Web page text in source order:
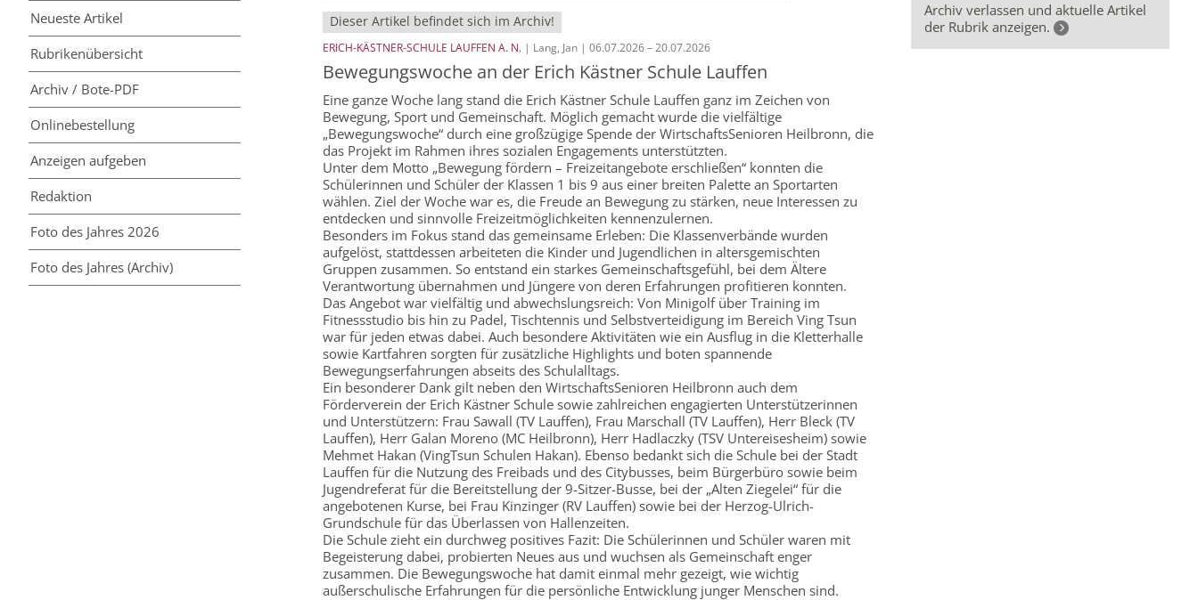
Neueste Artikel
Rubriken­übersicht
Archiv / Bote-PDF
Online­bestellung
Anzeigen aufgeben
Redaktion
Foto des Jahres 2026
Foto des Jahres (Archiv)
Dieser Artikel befindet sich im Archiv!
ERICH-KÄSTNER-SCHULE LAUFFEN A. N. | Lang, Jan | 06.07.2026 – 20.07.2026
Bewegungswoche an der Erich Kästner Schule Lauffen
Eine ganze Woche lang stand die Erich Kästner Schule Lauffen ganz im Zeichen von
Bewegung, Sport und Gemeinschaft. Möglich gemacht wurde die vielfältige
„Bewegungswoche“ durch eine großzügige Spende der WirtschaftsSenioren Heilbronn, die
das Projekt im Rahmen ihres sozialen Engagements unterstützten.
Unter dem Motto „Bewegung fördern – Freizeitangebote erschließen“ konnten die
Schülerinnen und Schüler der Klassen 1 bis 9 aus einer breiten Palette an Sportarten
wählen. Ziel der Woche war es, die Freude an Bewegung zu stärken, neue Interessen zu
entdecken und sinnvolle Freizeitmöglichkeiten kennenzulernen.
Besonders im Fokus stand das gemeinsame Erleben: Die Klassenverbände wurden
aufgelöst, stattdessen arbeiteten die Kinder und Jugendlichen in altersgemischten
Gruppen zusammen. So entstand ein starkes Gemeinschaftsgefühl, bei dem Ältere
Verantwortung übernahmen und Jüngere von deren Erfahrungen profitieren konnten.
Das Angebot war vielfältig und abwechslungsreich: Von Minigolf über Training im
Fitnessstudio bis hin zu Padel, Tischtennis und Selbstverteidigung im Bereich Ving Tsun
war für jeden etwas dabei. Auch besondere Aktivitäten wie ein Ausflug in die Kletterhalle
sowie Kartfahren sorgten für zusätzliche Highlights und boten spannende
Bewegungserfahrungen abseits des Schulalltags.
Ein besonderer Dank gilt neben den WirtschaftsSenioren Heilbronn auch dem
Förderverein der Erich Kästner Schule sowie zahlreichen engagierten Unterstützerinnen
und Unterstützern: Frau Sawall (TV Lauffen), Frau Marschall (TV Lauffen), Herr Bleck (TV
Lauffen), Herr Galan Moreno (MC Heilbronn), Herr Hadlaczky (TSV Untereisesheim) sowie
Mehmet Hakan (VingTsun Schulen Hakan). Ebenso bedankt sich die Schule bei der Stadt
Lauffen für die Nutzung des Freibads und des Citybusses, beim Bürgerbüro sowie beim
Jugendreferat für die Bereitstellung der 9-Sitzer-Busse, bei der „Alten Ziegelei“ für die
angebotenen Kurse, bei Frau Kinzinger (RV Lauffen) sowie bei der Herzog-Ulrich-
Grundschule für das Überlassen von Hallenzeiten.
Die Schule zieht ein durchweg positives Fazit: Die Schülerinnen und Schüler waren mit
Begeisterung dabei, probierten Neues aus und wuchsen als Gemeinschaft enger
zusammen. Die Bewegungswoche hat damit einmal mehr gezeigt, wie wichtig
außerschulische Erfahrungen für die persönliche Entwicklung junger Menschen sind.
Archiv verlassen und aktuelle Artikel
der Rubrik anzeigen.